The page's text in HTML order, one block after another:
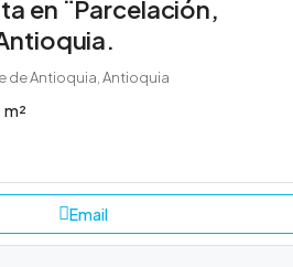
en ¨Parcelación,
de Antioquia, Antioquia
m²
Email